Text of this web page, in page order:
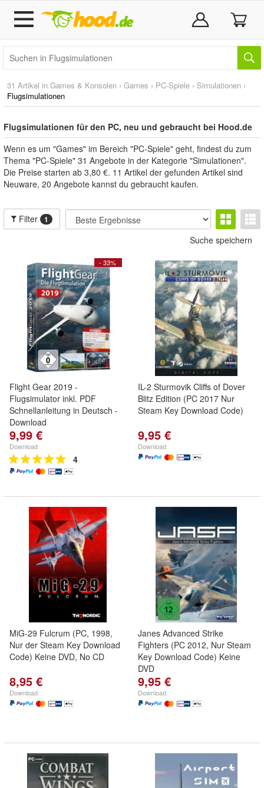
31 Artikel in Games & Konsolen › Games › PC-Spiele › Simulationen ›
Flugsimulationen
Flugsimulationen für den PC, neu und gebraucht bei Hood.de
Wenn es um "Games" im Bereich "PC-Spiele" geht, findest du zum
Thema "PC-Spiele" 31 Angebote in der Kategorie "Simulationen".
Die Preise starten ab 3,80 €. 11 Artikel der gefunden Artikel sind
Neuware, 20 Angebote kannst du gebraucht kaufen.
Filter 1
Suche speichern
- 33%
Flight Gear 2019 -
Flugsimulator inkl. PDF
Schnellanleitung in Deutsch -
Download
9,99 €
Download
4
IL-2 Sturmovik Cliffs of Dover
Blitz Edition (PC 2017 Nur
Steam Key Download Code)
9,95 €
Download
MiG-29 Fulcrum (PC, 1998,
Nur der Steam Key Download
Code) Keine DVD, No CD
8,95 €
Download
Janes Advanced Strike
Fighters (PC 2012, Nur Steam
Key Download Code) Keine
DVD
9,95 €
Download